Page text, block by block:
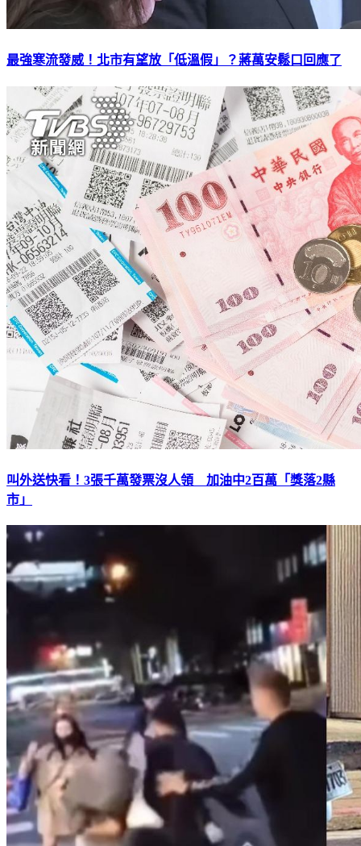
最強寒流發威！北市有望放「低溫假」？蔣萬安鬆口回應了
叫外送快看！3張千萬發票沒人領 加油中2百萬「獎落2縣
市」